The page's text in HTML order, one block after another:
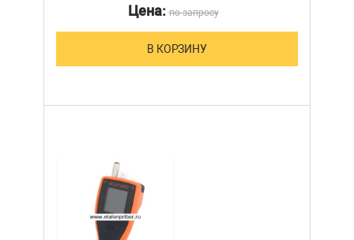
Цена:по запросу
В КОРЗИНУ